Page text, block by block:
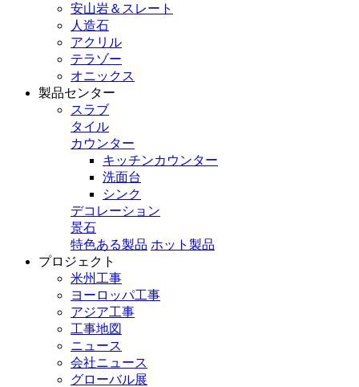
安山岩＆スレート
人造石
アクリル
テラゾー
オニックス
製品センター
スラブ
タイル
カウンター
キッチンカウンター
洗面台
シンク
デコレーション
景石
特色ある製品 ホット製品
プロジェクト
米州工事
ヨーロッパ工事
アジア工事
工事地図
ニュース
会社ニュース
グローバル展